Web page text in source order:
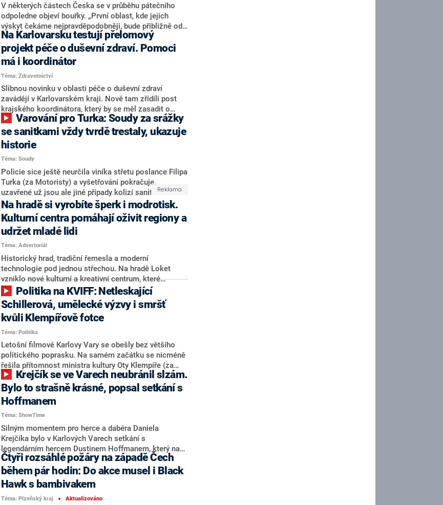
V některých částech Česka se v průběhu pátečního
odpoledne objeví bouřky. „První oblast, kde jejich
výskyt čekáme nejpravděpodobněji, bude přibližně od
Karlovarského kraje přes Ústecký až po východní
Čechy později odpoledne až k večeru. Jejich postup
bude většinou východním směrem,“ uvedli přesně ve
14 hodin meteorologové ČHMÚ na sociálních sítích
spolu s předpokládanými výstupy modelů Aladin a
ICON D2 na mapě republiky.
Na Karlovarsku testují přelomový
projekt péče o duševní zdraví. Pomoci
má i koordinátor
Téma: Zdravotnictví
Slibnou novinku v oblasti péče o duševní zdraví
zavádějí v Karlovarském kraji. Nově tam zřídili post
krajského koordinátora, který by se měl zasadit o
systematický rozvoj těchto často těžko dostupných
služeb. Současně se stane důležitou součástí
pilotního projektu resortu zdravotnictví. Kraj tak bude
jedním z pěti regionů, v nichž ministerstvo otestuje
nový přístup ohledně zajištění těchto krizových
služeb. Hejtman Petr Kubis (ANO) upozorňuje, že
omezenou dostupnost pociťují nejvíce dospívající a
děti.
se sanitkami vždy tvrdě trestaly, ukazuje
historie
Téma: Soudy
Policie sice ještě neurčila viníka střetu poslance Filipa
Turka (za Motoristy) a vyšetřování pokračuje,
uzavřené už jsou ale jiné případy kolizí sanitek či
nemocničních vozů jedoucích se zapnutými majáky a
sirénou s dalšími účastníky silničního provozu. V
těchto kauzách soudy rozhodovaly ve prospěch řidičů
sanitek.
Na hradě si vyrobíte šperk i modrotisk.
Kulturní centra pomáhají oživit regiony a
udržet mladé lidi
Téma: Advertoriál
Historický hrad, tradiční řemesla a moderní
technologie pod jednou střechou. Na hradě Loket
vzniklo nové kulturní a kreativní centrum, které
návštěvníkům přibližuje tradiční řemesla typická pro
Karlovarský kraj. Podobné projekty podle Ministerstva
kultury pomáhají nejen uchovávat kulturní dědictví, ale
také podporují rozvoj regionů a mohou přispět ke
zmírnění odlivu mladých lidí do velkých měst.
Schillerová, umělecké výzvy i smršť
kvůli Klempířově fotce
Téma: Politika
Letošní filmové Karlovy Vary se obešly bez většího
politického poprasku. Na samém začátku se nicméně
řešila přítomnost ministra kultury Oty Klempíře (za
Motoristy), kterou ovšem trumfla smršť kvůli
fotografii s podcasterem Čestmírem Strakatým.
Režisérka Helena Třeštíková se několikrát vyslovila
proti plánům vlády ohledně financování
veřejnoprávních médií. Tato slova ovšem nenašla
pochopení u ministryně financí Aleny Schillerové
(ANO).
Bylo to strašně krásné, popsal setkání s
Hoffmanem
Téma: ShowTime
Silným momentem pro herce a dabéra Daniela
Krejčíka bylo v Karlových Varech setkání s
legendárním hercem Dustinem Hoffmanem, který na
filmovém festivalu uvedl film Absolvent. Krejčík v
rozhovoru, který absolvoval s hereckou kolegyní
Annou Dvořákovou, reportérům pořadu ShowTime
mimo jiné prozradil, proč je pro něj letošní léto velmi
náročné.
Čtyři rozsáhlé požáry na západě Čech
během pár hodin: Do akce musel i Black
Hawk s bambivakem
Téma: Plzeňský kraj ■ Aktualizováno